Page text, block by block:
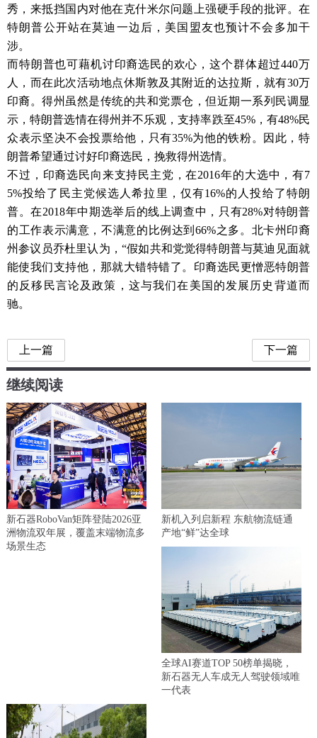
秀，来抵挡国内对他在克什米尔问题上强硬手段的批评。在
特朗普公开站在莫迪一边后，美国盟友也预计不会多加干
涉。
而特朗普也可藉机讨印裔选民的欢心，这个群体超过440万
人，而在此次活动地点休斯敦及其附近的达拉斯，就有30万
印裔。得州虽然是传统的共和党票仓，但近期一系列民调显
示，特朗普选情在得州并不乐观，支持率跌至45%，有48%民
众表示坚决不会投票给他，只有35%为他的铁粉。因此，特
朗普希望通过讨好印裔选民，挽救得州选情。
不过，印裔选民向来支持民主党，在2016年的大选中，有7
5%投给了民主党候选人希拉里，仅有16%的人投给了特朗
普。在2018年中期选举后的线上调查中，只有28%对特朗普
的工作表示满意，不满意的比例达到66%之多。北卡州印裔
州参议员乔杜里认为，“假如共和党觉得特朗普与莫迪见面就
能使我们支持他，那就大错特错了。印裔选民更憎恶特朗普
的反移民言论及政策，这与我们在美国的发展历史背道而
驰。
上一篇 下一篇
继续阅读
新石器RoboVan矩阵登陆2026亚
洲物流双年展，覆盖末端物流多
场景生态
新机入列启新程 东航物流链通
产地“鲜”达全球
全球AI赛道TOP 50榜单揭晓，
新石器无人车成无人驾驶领域唯
一代表